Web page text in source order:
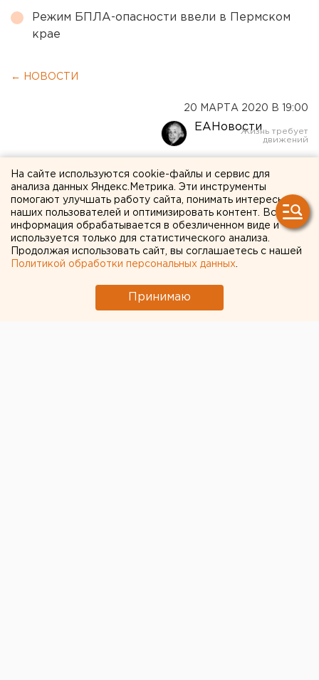
Режим БПЛА-опасности ввели в Пермском
крае
← НОВОСТИ
20 МАРТА 2020 В 19:00
ЕАНовости
Уральский топ:
Екатеринбург в "короне"
На сайте используются cookie-файлы и сервис для
анализа данных Яндекс.Метрика. Эти инструменты
помогают улучшать работу сайта, понимать интересы
наших пользователей и оптимизировать контент. Вся
информация обрабатывается в обезличенном виде и
используется только для статистического анализа.
Продолжая использовать сайт, вы соглашаетесь с нашей
Политикой обработки персональных данных
Принимаю